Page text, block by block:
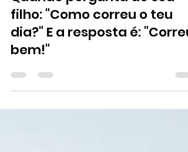
5 de jul. de 2021
4 min de leitura
Quando pergunta ao seu
filho: "Como correu o teu
dia?" E a resposta é: "Correu
bem!"